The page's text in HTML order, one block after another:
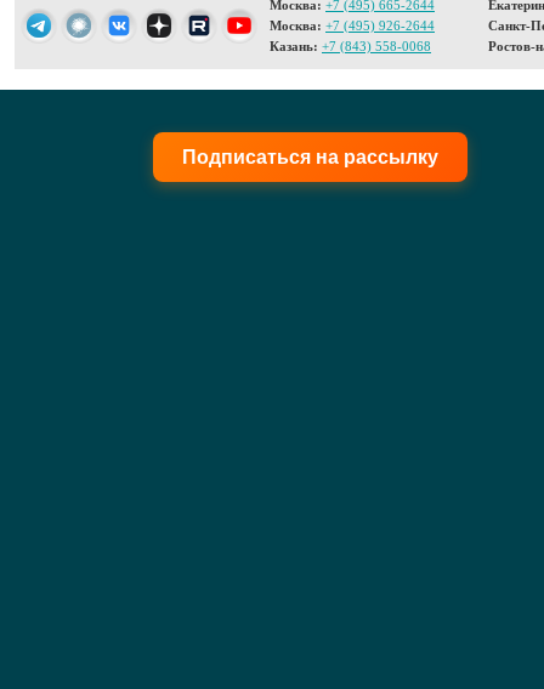
Москва: +7 (495) 665-2644
Москва: +7 (495) 926-2644
Казань: +7 (843) 558-0068
Санкт-
Ростов-
Подписаться на рассылку